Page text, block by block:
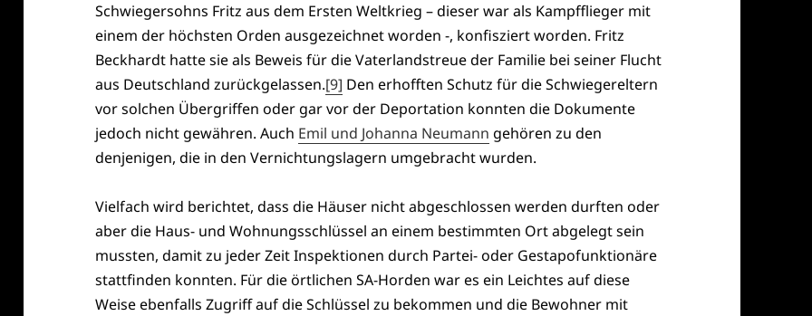
Schwiegersohns Fritz aus dem Ersten Weltkrieg – dieser war als Kampfflieger mit
einem der höchsten Orden ausgezeichnet worden -, konfisziert worden. Fritz
Beckhardt hatte sie als Beweis für die Vaterlandstreue der Familie bei seiner Flucht
aus Deutschland zurückgelassen.[9] Den erhofften Schutz für die Schwiegereltern
vor solchen Übergriffen oder gar vor der Deportation konnten die Dokumente
jedoch nicht gewähren. Auch Emil und Johanna Neumann gehören zu den
denjenigen, die in den Vernichtungslagern umgebracht wurden.
Vielfach wird berichtet, dass die Häuser nicht abgeschlossen werden durften oder
aber die Haus- und Wohnungsschlüssel an einem bestimmten Ort abgelegt sein
mussten, damit zu jeder Zeit Inspektionen durch Partei- oder Gestapofunktionäre
stattfinden konnten. Für die örtlichen SA-Horden war es ein Leichtes auf diese
Weise ebenfalls Zugriff auf die Schlüssel zu bekommen und die Bewohner mit